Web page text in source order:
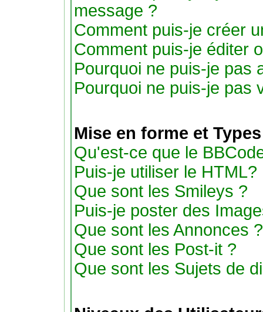
message ?
Comment puis-je créer
Comment puis-je éditer
Pourquoi ne puis-je pas
Pourquoi ne puis-je pas
Mise en forme et
Qu'est-ce que le
Puis-je utiliser le HTML?
Que sont les Smileys ?
Puis-je poster des
Que sont les Annonces ?
Que sont les Post-it ?
Que sont les Sujets de